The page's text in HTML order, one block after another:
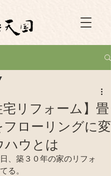
宅リフォーム】畳
ローリングに変
ハウとは
、築３０年の家のリフォ
る。